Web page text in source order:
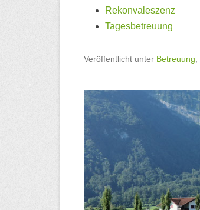
Rekonvaleszenz
Tagesbetreuung
Veröffentlicht unter Betreuung